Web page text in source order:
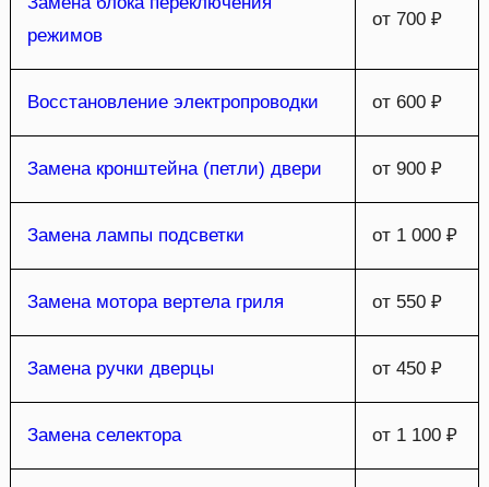
режимов
от 700 ₽
Восстановление электропроводки от 600 ₽
Замена кронштейна (петли) двери от 900 ₽
Замена лампы подсветки от 1 000 ₽
Замена мотора вертела гриля от 550 ₽
Замена ручки дверцы от 450 ₽
Замена селектора от 1 100 ₽